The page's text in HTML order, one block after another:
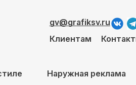
gv@grafiksv.ru
Клиентам
Наружная реклама